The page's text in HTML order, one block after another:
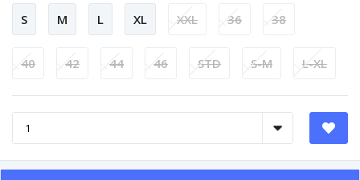
S M L XL XXL 36 38
40 42 44 46 STD S-M L-XL